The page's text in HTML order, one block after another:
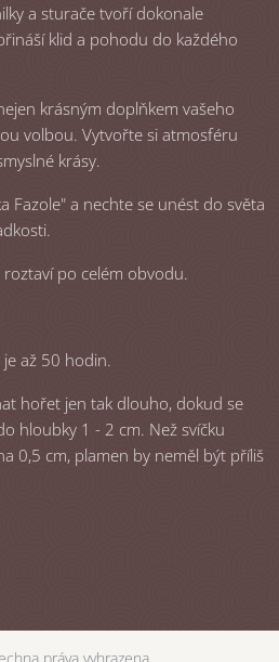
a sturače tvoří dokonale
klid a pohodu do každého
krásným doplňkem vašeho
volbou. Vytvořte si atmosféru
krásy.
Fazole" a nechte se unést do světa
roztaví po celém obvodu.
až 50 hodin.
hořet jen tak dlouho, dokud se
hloubky 1 - 2 cm. Než svíčku
0,5 cm, plamen by neměl být příliš